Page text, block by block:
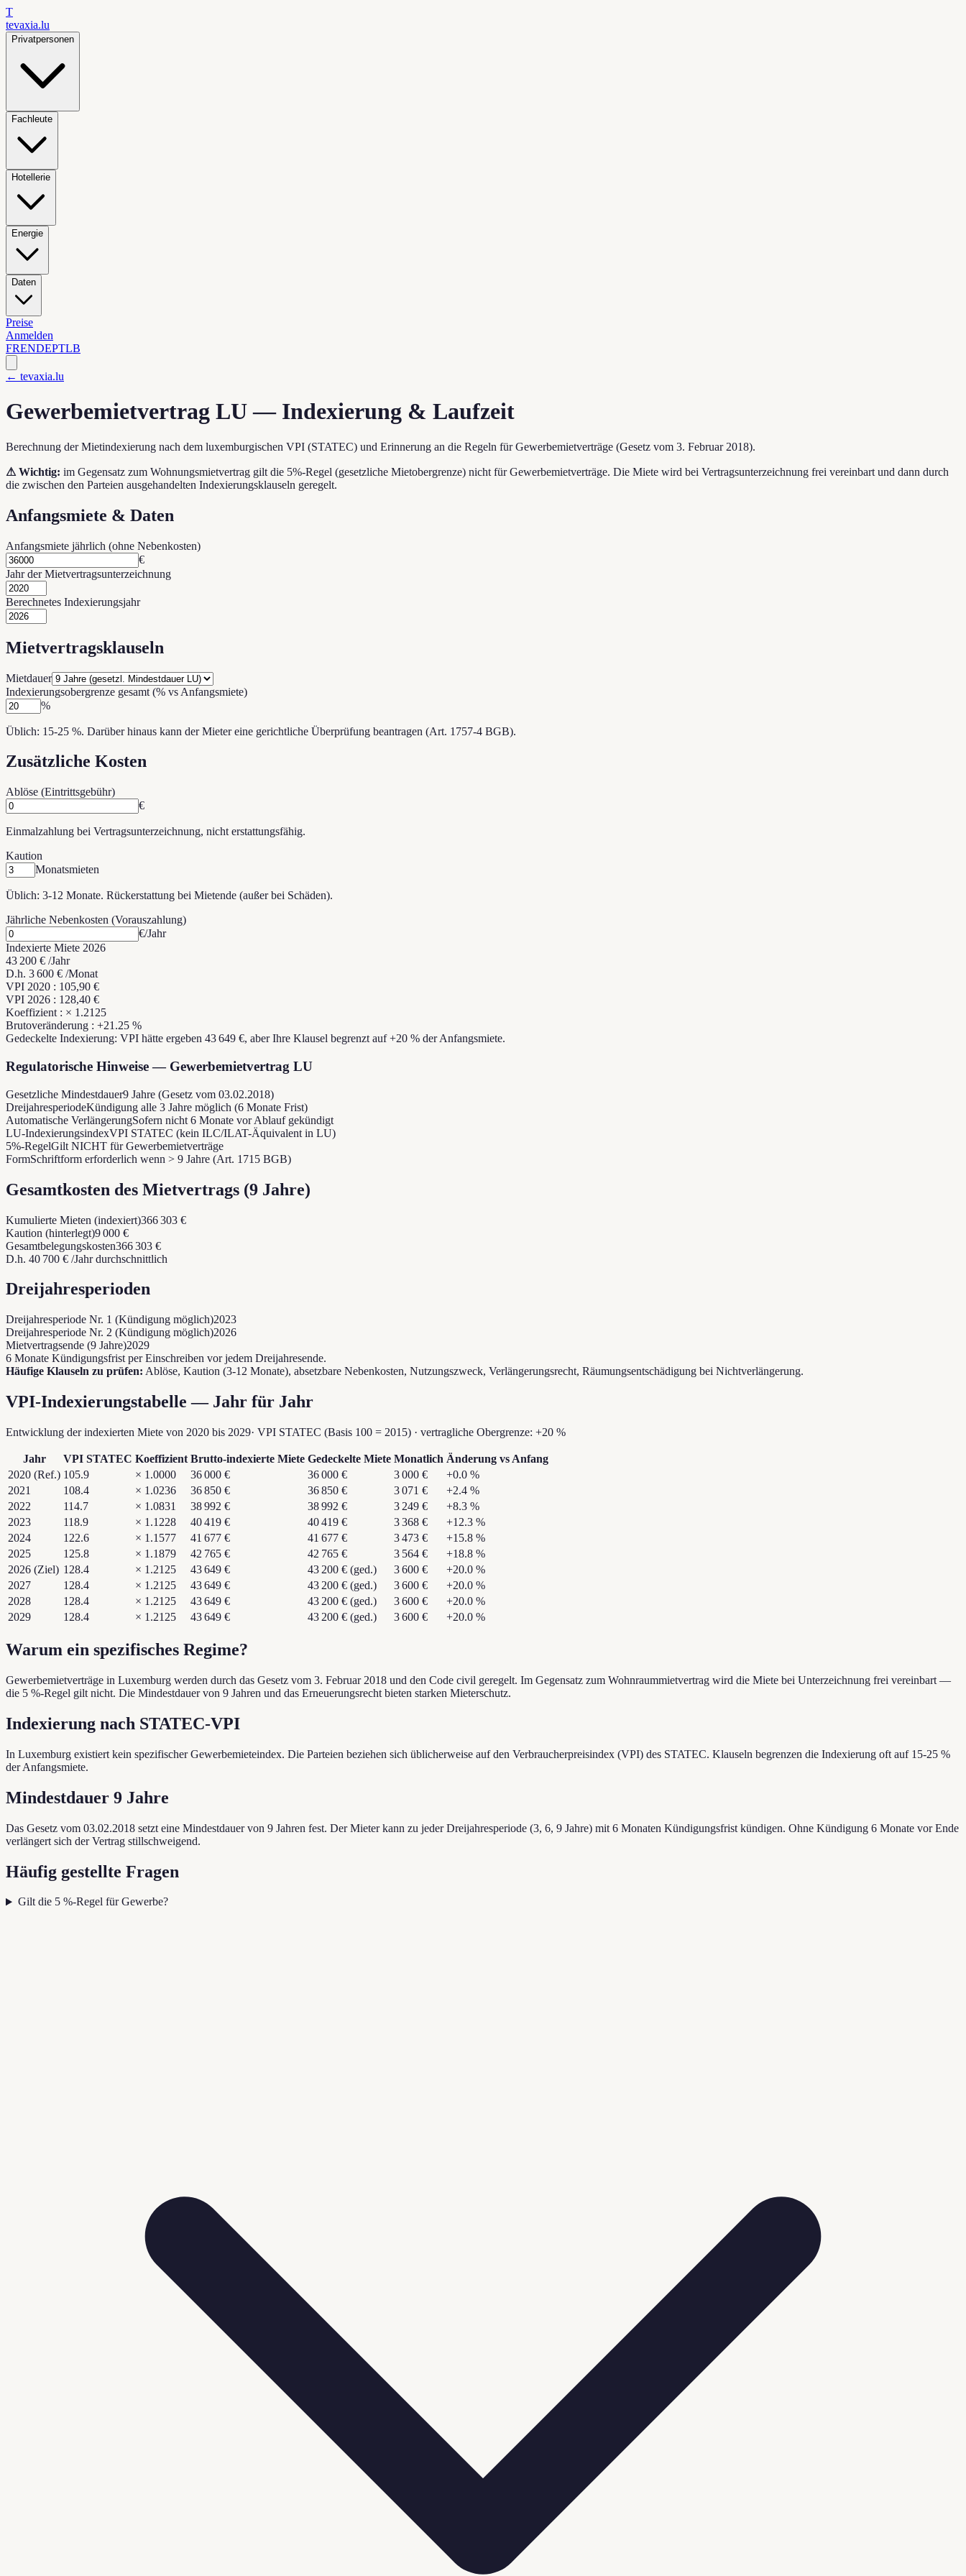
T
tevaxia.lu
Privatpersonen
Fachleute
Hotellerie
Energie
Daten
Preise
Anmelden
FRENDEPTLB
← tevaxia.lu
Gewerbemietvertrag LU — Indexierung & Laufzeit
Berechnung der Mietindexierung nach dem luxemburgischen VPI (STATEC) und Erinnerung an die Regeln für Gewerbemietverträge (Gesetz vom 3. Februar 2018).
⚠ Wichtig: im Gegensatz zum Wohnungsmietvertrag gilt die 5%-Regel (gesetzliche Mietobergrenze) nicht für Gewerbemietverträge. Die Miete wird bei Vertragsunterzeichnung frei vereinbart und dann durch
die zwischen den Parteien ausgehandelten Indexierungsklauseln geregelt.
Anfangsmiete & Daten
Anfangsmiete jährlich (ohne Nebenkosten)
€
Jahr der Mietvertragsunterzeichnung
Berechnetes Indexierungsjahr
Mietvertragsklauseln
Mietdauer
Indexierungsobergrenze gesamt (% vs Anfangsmiete)
%
Üblich: 15-25 %. Darüber hinaus kann der Mieter eine gerichtliche Überprüfung beantragen (Art. 1757-4 BGB).
Zusätzliche Kosten
Ablöse (Eintrittsgebühr)
€
Einmalzahlung bei Vertragsunterzeichnung, nicht erstattungsfähig.
Kaution
Monatsmieten
Üblich: 3-12 Monate. Rückerstattung bei Mietende (außer bei Schäden).
Jährliche Nebenkosten (Vorauszahlung)
€/Jahr
Indexierte Miete 2026
43 200 € /Jahr
D.h. 3 600 € /Monat
VPI 2020 : 105,90 €
VPI 2026 : 128,40 €
Koeffizient : × 1.2125
Brutoveränderung : +21.25 %
Gedeckelte Indexierung: VPI hätte ergeben 43 649 €, aber Ihre Klausel begrenzt auf+20 % der Anfangsmiete.
Regulatorische Hinweise — Gewerbemietvertrag LU
Gesetzliche Mindestdauer9 Jahre (Gesetz vom 03.02.2018)
DreijahresperiodeKündigung alle 3 Jahre möglich (6 Monate Frist)
Automatische VerlängerungSofern nicht 6 Monate vor Ablauf gekündigt
LU-IndexierungsindexVPI STATEC (kein ILC/ILAT-Äquivalent in LU)
5%-RegelGilt NICHT für Gewerbemietverträge
FormSchriftform erforderlich wenn > 9 Jahre (Art. 1715 BGB)
Gesamtkosten des Mietvertrags (9 Jahre)
Kumulierte Mieten (indexiert)366 303 €
Kaution (hinterlegt)9 000 €
Gesamtbelegungskosten366 303 €
D.h. 40 700 € /Jahr durchschnittlich
Dreijahresperioden
Dreijahresperiode Nr. 1 (Kündigung möglich)2023
Dreijahresperiode Nr. 2 (Kündigung möglich)2026
Mietvertragsende (9 Jahre)2029
6 Monate Kündigungsfrist per Einschreiben vor jedem Dreijahresende.
Häufige Klauseln zu prüfen: Ablöse, Kaution (3-12 Monate), absetzbare Nebenkosten, Nutzungszweck, Verlängerungsrecht, Räumungsentschädigung bei Nichtverlängerung.
VPI-Indexierungstabelle — Jahr für Jahr
Entwicklung der indexierten Miete von 2020 bis 2029· VPI STATEC (Basis 100 = 2015) · vertragliche Obergrenze: +20 %
Jahr VPI STATEC Koeffizient Brutto-indexierte Miete Gedeckelte Miete Monatlich Änderung vs Anfang
2020 (Ref.) 105.9 × 1.0000 36 000 € 36 000 € 3 000 € +0.0 %
2021
108.4 × 1.0236 36 850 € 36 850 € 3 071 € +2.4 %
2022
114.7 × 1.0831 38 992 € 38 992 € 3 249 € +8.3 %
2023
118.9 × 1.1228 40 419 € 40 419 € 3 368 € +12.3 %
2024
122.6 × 1.1577 41 677 € 41 677 € 3 473 € +15.8 %
2025
125.8 × 1.1879 42 765 € 42 765 € 3 564 € +18.8 %
2026 (Ziel) 128.4 × 1.2125 43 649 € 43 200 € (ged.) 3 600 € +20.0 %
2027
128.4 × 1.2125 43 649 € 43 200 € (ged.) 3 600 € +20.0 %
2028
128.4 × 1.2125 43 649 € 43 200 € (ged.) 3 600 € +20.0 %
2029
128.4 × 1.2125 43 649 € 43 200 € (ged.) 3 600 € +20.0 %
Warum ein spezifisches Regime?
Gewerbemietverträge in Luxemburg werden durch das Gesetz vom 3. Februar 2018 und den Code civil geregelt. Im Gegensatz zum Wohnraummietvertrag wird die Miete bei Unterzeichnung frei vereinbart —
die 5 %-Regel gilt nicht. Die Mindestdauer von 9 Jahren und das Erneuerungsrecht bieten starken Mieterschutz.
Indexierung nach STATEC-VPI
In Luxemburg existiert kein spezifischer Gewerbemieteindex. Die Parteien beziehen sich üblicherweise auf den Verbraucherpreisindex (VPI) des STATEC. Klauseln begrenzen die Indexierung oft auf 15-25 %
der Anfangsmiete.
Mindestdauer 9 Jahre
Das Gesetz vom 03.02.2018 setzt eine Mindestdauer von 9 Jahren fest. Der Mieter kann zu jeder Dreijahresperiode (3, 6, 9 Jahre) mit 6 Monaten Kündigungsfrist kündigen. Ohne Kündigung 6 Monate vor Ende
verlängert sich der Vertrag stillschweigend.
Häufig gestellte Fragen
Gilt die 5 %-Regel für Gewerbe?